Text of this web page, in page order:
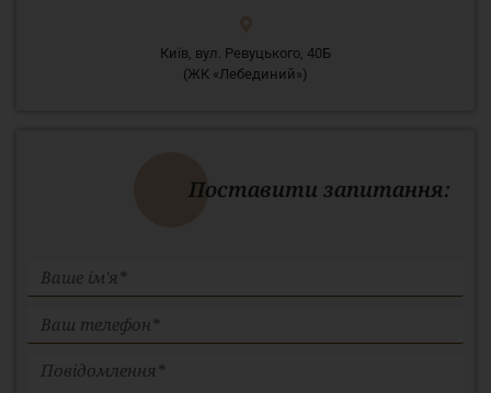
Київ, вул. Ревуцького, 40Б
(ЖК «Лебединий»)
Поставити запитання: